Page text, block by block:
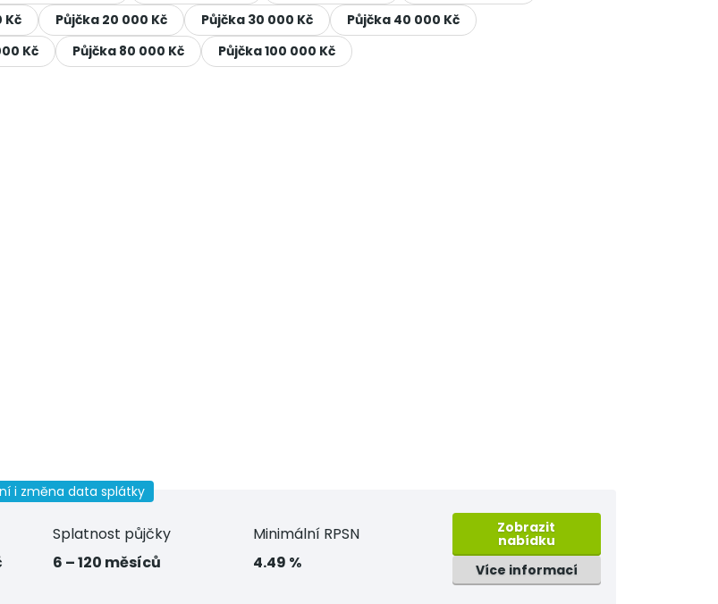
Kč Půjčka 20 000 Kč Půjčka 30 000 Kč
Půjčka 40 000 Kč
Kč Půjčka 80 000 Kč Půjčka 100 000 Kč
i změna data splátky
Splatnost půjčky
6 – 120 měsíců
Minimální RPSN
4.49 %
Zobrazit
nabídku
Více informací